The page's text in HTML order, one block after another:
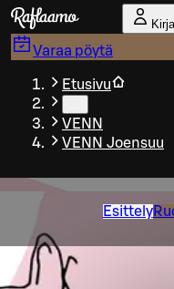
Siirry pääsisältöön
Varaa pöytä
Etusivu
VENN
VENN Joensuu
Esittely